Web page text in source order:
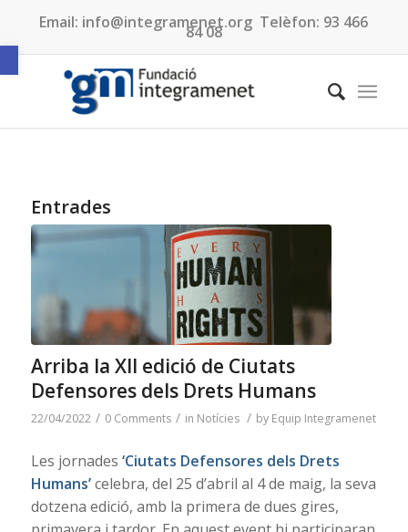
Obre la barra d'eines
Email: info@integramenet.org Telèfon: 93 466
84 08
Entrades
Arriba la XII edició de Ciutats
Defensores dels Drets Humans
22/04/2022 / 0 Comments / in Notícies / by Equip Integramenet
Les jornades ‘Ciutats Defensores dels Drets
Humans’celebra, del 25 d’abril al 4 de maig, la seva
dotzena edició, amb la primera de dues gires,